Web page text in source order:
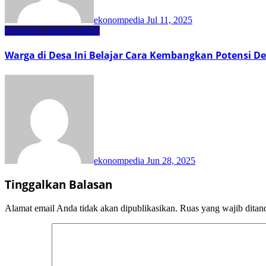
ekonompedia Jul 11, 2025
Ekonomi Lokal Headline
Warga di Desa Ini Belajar Cara Kembangkan Potensi
ekonompedia Jun 28, 2025
Tinggalkan Balasan
Alamat email Anda tidak akan dipublikasikan. Ruas yang wajib